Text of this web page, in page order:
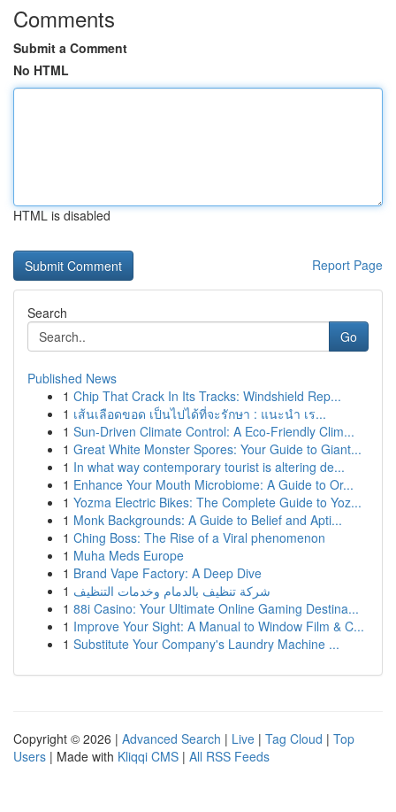
Comments
Submit a Comment
No HTML
HTML is disabled
Report Page
Search
Go
Published News
1 Chip That Crack In Its Tracks: Windshield Rep...
1 เส้นเลือดขอด เป็นไปได้ที่จะรักษา : แนะนำ เร...
1 Sun-Driven Climate Control: A Eco-Friendly Clim...
1 Great White Monster Spores: Your Guide to Giant...
1 In what way contemporary tourist is altering de...
1 Enhance Your Mouth Microbiome: A Guide to Or...
1 Yozma Electric Bikes: The Complete Guide to Yoz...
1 Monk Backgrounds: A Guide to Belief and Apti...
1 Ching Boss: The Rise of a Viral phenomenon
1 Muha Meds Europe
1 Brand Vape Factory: A Deep Dive
1 شركة تنظيف بالدمام وخدمات التنظيف
1 88i Casino: Your Ultimate Online Gaming Destina...
1 Improve Your Sight: A Manual to Window Film & C...
1 Substitute Your Company's Laundry Machine ...
Copyright © 2026 | Advanced Search | Live | Tag Cloud | Top
Users | Made with Kliqqi CMS | All RSS Feeds